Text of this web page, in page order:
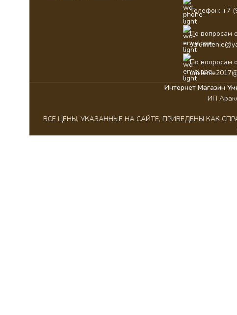
Телефон: +7
По вопросам
По вопросам
Интернет Магазин
ИП
ВСЕ ЦЕНЫ, УКАЗАННЫЕ НА САЙТЕ, ПРИВЕДЕНЫ КАК